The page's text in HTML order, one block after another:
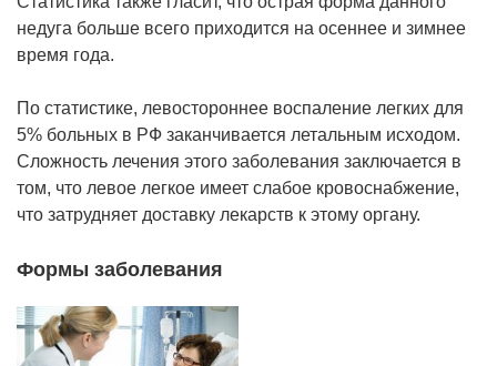
недуга больше всего приходится на осеннее и зимнее
время года.
По статистике, левостороннее воспаление легких для
5% больных в РФ заканчивается летальным исходом.
Сложность лечения этого заболевания заключается в
том, что левое легкое имеет слабое кровоснабжение,
что затрудняет доставку лекарств к этому органу.
Формы заболевания